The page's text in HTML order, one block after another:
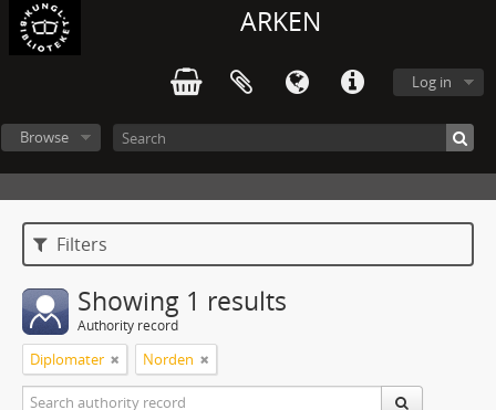
ARKEN
Log in
Browse
Filters
Showing 1 results
Authority record
Diplomater Norden